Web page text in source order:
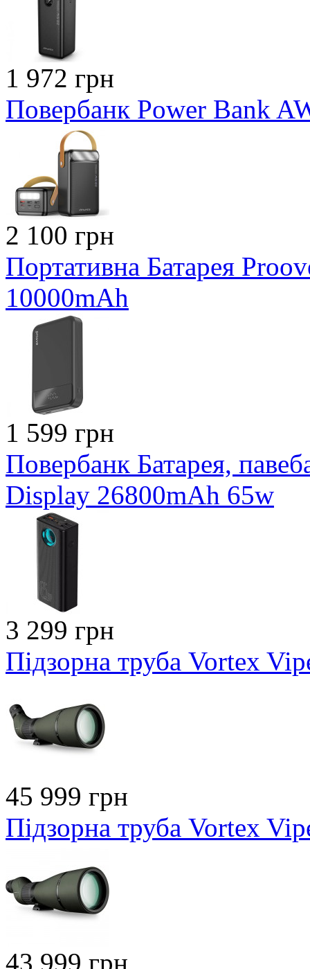
1 972 грн
Повербанк Power Bank
2 100 грн
Портативна Батарея
10000mAh
1 599 грн
Повербанк Батарея,
Display 26800mAh 65w
3 299 грн
Підзорна труба Vortex
45 999 грн
Підзорна труба Vortex
43 999 грн